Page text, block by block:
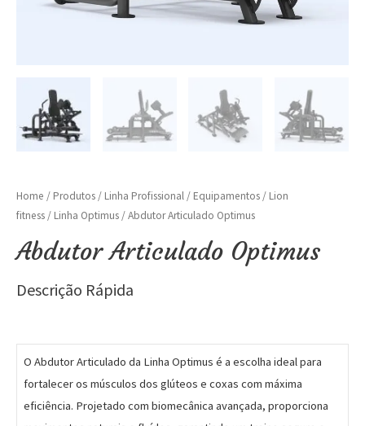
Home / Produtos / Linha Profissional / Equipamentos / Lion
fitness / Linha Optimus / Abdutor Articulado Optimus
Abdutor Articulado Optimus
Descrição Rápida
O Abdutor Articulado da Linha Optimus é a escolha ideal para
fortalecer os músculos dos glúteos e coxas com máxima
eficiência. Projetado com biomecânica avançada, proporciona